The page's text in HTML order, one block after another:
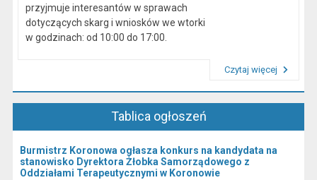
przyjmuje interesantów w sprawach
dotyczących skarg i wniosków we wtorki
w godzinach: od 10:00 do 17:00.
Czytaj więcej
Tablica ogłoszeń
Burmistrz Koronowa ogłasza konkurs na kandydata na
stanowisko Dyrektora Żłobka Samorządowego z
Oddziałami Terapeutycznymi w Koronowie